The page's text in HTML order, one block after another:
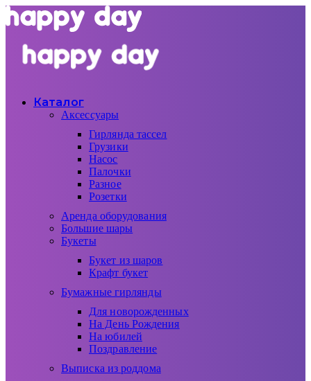
Каталог
Аксессуары
Гирлянда тассел
Грузики
Насос
Палочки
Разное
Розетки
Аренда оборудования
Большие шары
Букеты
Букет из шаров
Крафт букет
Бумажные гирлянды
Для новорожденных
На День Рождения
На юбилей
Поздравление
Выписка из роддома